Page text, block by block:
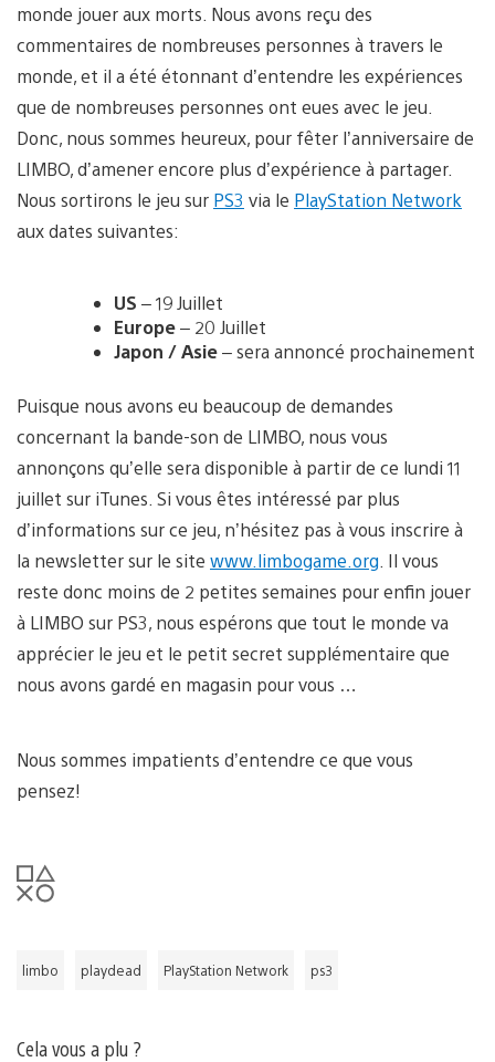
monde jouer aux morts. Nous avons reçu des
commentaires de nombreuses personnes à travers le
monde, et il a été étonnant d’entendre les expériences
que de nombreuses personnes ont eues avec le jeu.
Donc, nous sommes heureux, pour fêter l’anniversaire de
LIMBO, d’amener encore plus d’expérience à partager.
Nous sortirons le jeu sur PS3 via le PlayStation Network
aux dates suivantes:
US – 19 Juillet
Europe– 20 Juillet
Japon / Asie– sera annoncé prochainement
Puisque nous avons eu beaucoup de demandes
concernant la bande-son de LIMBO, nous vous
annonçons qu’elle sera disponible à partir de ce lundi 11
juillet sur iTunes. Si vous êtes intéressé par plus
d’informations sur ce jeu, n’hésitez pas à vous inscrire à
la newsletter sur le site www.limbogame.org . Il vous
reste donc moins de 2 petites semaines pour enfin jouer
à LIMBO sur PS3, nous espérons que tout le monde va
apprécier le jeu et le petit secret supplémentaire que
nous avons gardé en magasin pour vous …
Nous sommes impatients d’entendre ce que vous
pensez!
limbo playdead PlayStation Network ps3
Cela vous a plu ?